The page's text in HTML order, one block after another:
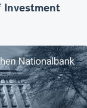
Investment